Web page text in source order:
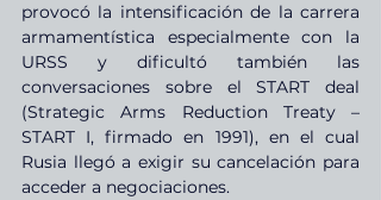
provocó la intensificación de la carrera
armamentística especialmente con la
URSS y dificultó también las
conversaciones sobre el START deal
(Strategic Arms Reduction Treaty –
START I, firmado en 1991), en el cual
Rusia llegó a exigir su cancelación para
acceder a negociaciones.